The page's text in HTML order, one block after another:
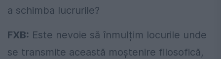
a schimba lucrurile?
FXB: Este nevoie să înmulțim locurile unde
se transmite această moștenire filosofică,